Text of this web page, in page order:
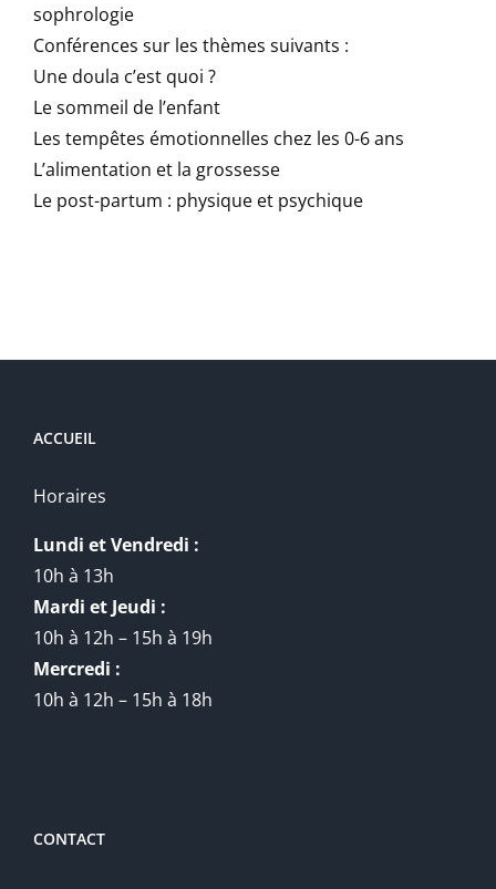
sophrologie
Conférences sur les thèmes suivants :
Une doula c’est quoi ?
Le sommeil de l’enfant
Les tempêtes émotionnelles chez les 0-6 ans
L’alimentation et la grossesse
Le post-partum : physique et psychique
ACCUEIL
Horaires
Lundi et Vendredi :
10h à 13h
Mardi et Jeudi :
10h à 12h – 15h à 19h
Mercredi :
10h à 12h – 15h à 18h
CONTACT